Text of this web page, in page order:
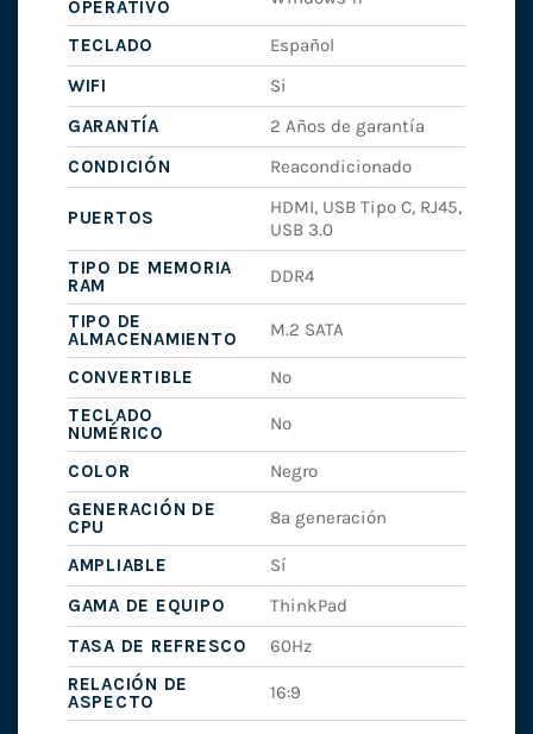
OPERATIVO
TECLADO
Español
WIFI
Si
GARANTÍA
2 Años de garantía
CONDICIÓN
Reacondicionado
PUERTOS
HDMI, USB Tipo C, RJ45,
USB 3.0
TIPO DE MEMORIA
RAM
DDR4
TIPO DE
ALMACENAMIENTO
M.2 SATA
CONVERTIBLE
No
TECLADO
NUMÉRICO
No
COLOR
Negro
GENERACIÓN DE
CPU
8ª generación
AMPLIABLE
Sí
GAMA DE EQUIPO
ThinkPad
TASA DE REFRESCO
60Hz
RELACIÓN DE
ASPECTO
16:9